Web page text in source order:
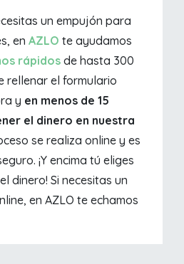
un empujón para
enAZLO te ayudamos
rápidos de hasta 300
rellenar el formulario
y en menos de 15
el dinero en nuestra
se realiza online y es
¡Y encima tú eliges
dinero! Si necesitas un
en AZLO te echamos